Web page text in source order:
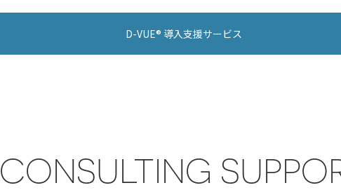
D-VUE® 導入支援サービス
CONSULTING